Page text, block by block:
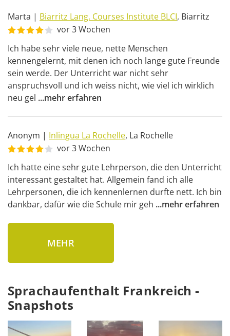
Marta | Biarritz Lang. Courses Institute BLCI, Biarritz
vor 3 Wochen
Ich habe sehr viele neue, nette Menschen
kennengelernt, mit denen ich noch lange gute Freunde
sein werde. Der Unterricht war nicht sehr
anspruchsvoll und ich weiss nicht, wie viel ich wirklich
neu gel ...mehr erfahren
Anonym | Inlingua La Rochelle, La Rochelle
vor 3 Wochen
Ich hatte eine sehr gute Lehrperson, die den Unterricht
interessant gestaltet hat. Allgemein fand ich alle
Lehrpersonen, die ich kennenlernen durfte nett. Ich bin
dankbar, dafür wie die Schule mir geh ...mehr erfahren
MEHR
Sprachaufenthalt Frankreich -
Snapshots